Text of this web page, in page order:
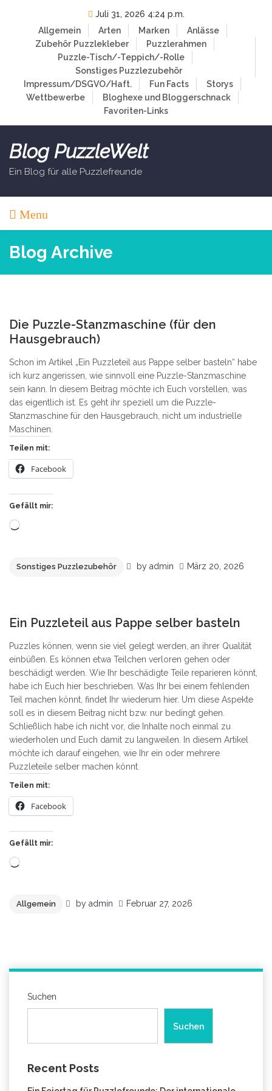
Juli 31, 2026 4:24 p.m.
Allgemein
Arten Marken
Anlässe
Zubehör Puzzlekleber
Puzzlerahmen
Puzzle-Tisch/-Teppich/-Rolle
Sonstiges Puzzlezubehör
Impressum/DSGVO/Haft.
Fun Facts
Storys
Wettbewerbe
Bloghexe und Bloggerschnack
Favoriten-Links
Blog PuzzleWelt
Ein Blog für alle Puzzlefreunde
Menu
Blog Archive
Die Puzzle-Stanzmaschine (für den
Hausgebrauch)
Schon im Artikel „Ein Puzzleteil aus Pappe selber basteln“ habe
ich kurz angerissen, wie sinnvoll eine Puzzle-Stanzmaschine
sein kann. In diesem Beitrag möchte ich Euch vorstellen, was
das eigentlich ist. Es geht ihr speziell um die Puzzle-
Stanzmaschine für den Hausgebrauch, nicht um industrielle
Maschinen.
Teilen mit:
Facebook
Gefällt mir:
Wird
Sonstiges Puzzlezubehör by admin März 20, 2026
Ein Puzzleteil aus Pappe selber basteln
Puzzles können, wenn sie viel gelegt werden, an ihrer Qualität
einbüßen. Es können etwa Teilchen verloren gehen oder
beschädigt werden. Wie Ihr beschädigte Teile reparieren könnt,
habe ich Euch hier beschrieben. Was Ihr bei einem fehlenden
Teil machen könnt, findet Ihr wiederum hier. Um diese Aspekte
soll es in diesem Beitrag nicht bzw. nur bedingt gehen.
Schließlich habe ich nicht vor, die Inhalte noch einmal zu
wiederholen und Euch damit zu langweilen. In diesem Artikel
möchte ich darauf eingehen, wie Ihr ein oder mehrere
Puzzleteile selber machen könnt.
Teilen mit:
Facebook
Gefällt mir:
Wird
Allgemein by admin Februar 27, 2026
Suchen
Suchen
Recent Posts